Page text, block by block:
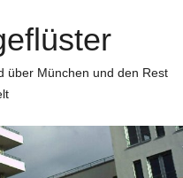
über München und den Rest